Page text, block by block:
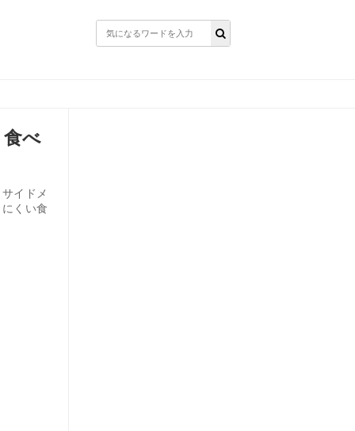
べ
イドメ
くい食